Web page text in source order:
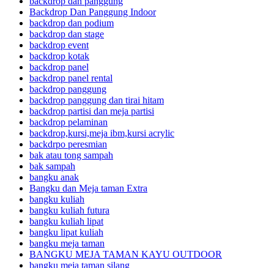
Backdrop Dan Panggung Indoor
backdrop dan podium
backdrop dan stage
backdrop event
backdrop kotak
backdrop panel
backdrop panel rental
backdrop panggung
backdrop panggung dan tirai hitam
backdrop partisi dan meja partisi
backdrop pelaminan
backdrop,kursi,meja ibm,kursi acrylic
backdrpo peresmian
bak atau tong sampah
bak sampah
bangku anak
Bangku dan Meja taman Extra
bangku kuliah
bangku kuliah futura
bangku kuliah lipat
bangku lipat kuliah
bangku meja taman
BANGKU MEJA TAMAN KAYU OUTDOOR
bangku meja taman silang